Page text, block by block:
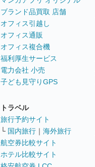
ブランド品買取 店舗
オフィス引越し
オフィス通販
オフィス複合機
福利厚生サービス
電力会社 小売
子ども見守りGPS
トラベル
旅行予約サイト
└ 国内旅行 ｜ 海外旅行
航空券比較サイト
ホテル比較サイト